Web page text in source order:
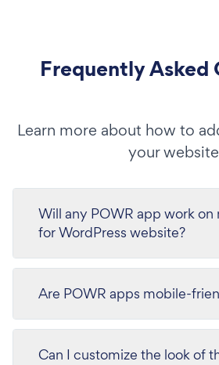
Frequently Asked
Learn more about how to
your
Will any POWR app work on
for WordPress website?
Are POWR apps mobile-
Can I customize the look of